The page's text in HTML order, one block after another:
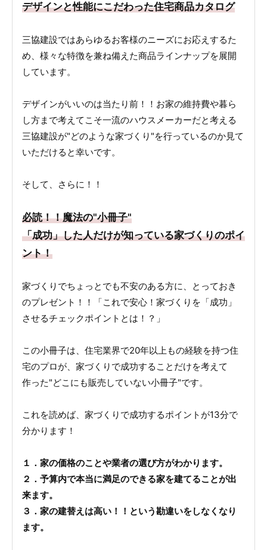
デザインと性能にこだわった住宅商品カタログ
三協建設ではあらゆるお客様のニーズにお応えするた
め、様々な特徴を兼ね備えた商品ラインナップを展開
しています。
デザインがいいのは当たり前！！お家の維持費や暮ら
し方まで考えてこそ一流のハウスメーカーだと考える
三協建設が"どのような家づくり"を行っているのか見て
いただけると幸いです。
そして、さらに！！
必読！！魔法の"小冊子"
「成功」した人だけが知っている家づくりのポイ
ント！
家づくりでちょっとでも不安のある方に、とっておき
のプレゼント！！「これで安心！家づくりを「成功」
させるチェックポイントとは！？」
この小冊子は、住宅業界で20年以上もの経験を持つ住
宅のプロが、家づくりで成功することだけを考えて
作った"どこにも販売していない小冊子"です。
これを読めば、家づくりで成功するポイントが13分で
分かります！
１．家の価格のことや業者の選び方がわかります。
２．予算内で本当に満足のできる家を建てることが出
来ます。
３．家の建替えは高い！！という勘違いをしなくなり
ます。